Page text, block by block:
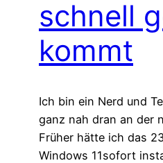
schnell
kommt
Ich bin ein Nerd und
ganz nah dran an der
Früher hätte ich das
Windows 11sofort